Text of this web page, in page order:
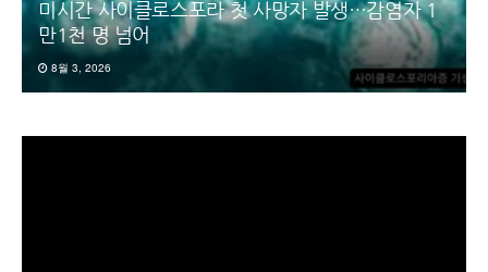
미시간 사이클로스포라 첫 사망자 발생…감염자 1
만1천 명 넘어
8월 3, 2026